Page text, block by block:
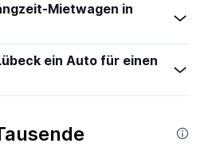
Mietwagen in
ein Auto für einen